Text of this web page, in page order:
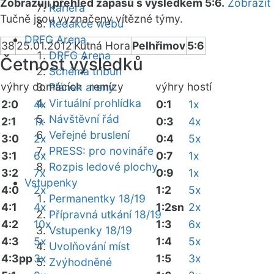
Kariéra
Redakce webu
DRFG Arena
DRFG Arena
Schéma tribun
Plánek areny
Virtuální prohlídka
Návštěvní řád
Veřejné bruslení
PRESS: pro novináře
Rozpis ledové plochy
Vstupenky
Permanentky 18/19
Přípravná utkání 18/19
Vstupenky 18/19
Uvolňování míst
Zvýhodněné
Zobrazuji přehled zápasů s výsledkem 5:6. Zobrazit
Tučně jsou vyznačeny vítězné týmy.
3825.01.2012Kutná Hora Pelhřimov5:6
Četnost výsledků
výhry domácíchremízy výhry hostí
2:0
4x
2:1
1x
3:0
2x
3:1
6x
3:2
7x
4:0
2x
4:1
4x
4:2
10x
4:3
5x
4:3pp3x
0:1
1x
0:3
4x
0:4
5x
0:7
1x
0:9
1x
1:2
5x
1:2sn 2x
1:3
6x
1:4
5x
1:5
3x